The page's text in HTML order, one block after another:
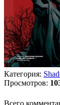
Категория:
Просмотров:
Всего